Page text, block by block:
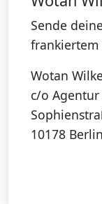
Sende
frankiertem
Wotan
c/o Agentur
10178 Berlin